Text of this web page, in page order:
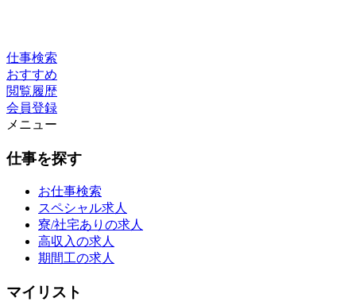
仕事検索
おすすめ
閲覧履歴
会員登録
メニュー
仕事を探す
お仕事検索
スペシャル求人
寮/社宅ありの求人
高収入の求人
期間工の求人
マイリスト